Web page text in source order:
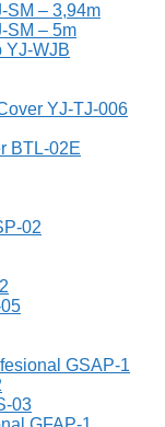
SM – 3,94m
SM – 5m
YJ-WJB
YJ-TJ-006
BTL-02E
02
GSAP-1
03